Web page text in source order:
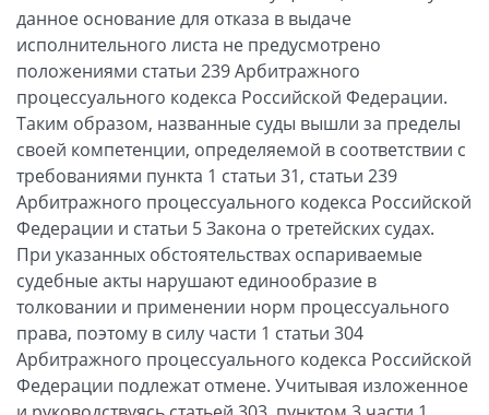
данное основание для отказа в выдаче
исполнительного листа не предусмотрено
положениями статьи 239 Арбитражного
процессуального кодекса Российской Федерации.
Таким образом, названные суды вышли за пределы
своей компетенции, определяемой в соответствии с
требованиями пункта 1 статьи 31, статьи 239
Арбитражного процессуального кодекса Российской
Федерации и статьи 5 Закона о третейских судах.
При указанных обстоятельствах оспариваемые
судебные акты нарушают единообразие в
толковании и применении норм процессуального
права, поэтому в силу части 1 статьи 304
Арбитражного процессуального кодекса Российской
Федерации подлежат отмене. Учитывая изложенное